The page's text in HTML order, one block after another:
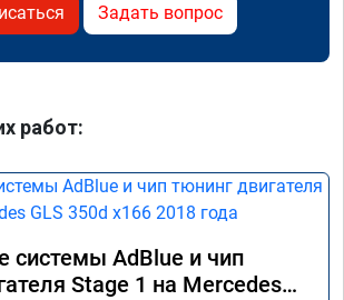
Задать вопрос
работ:
системы AdBlue и чип
Stage 1 на Mercedes